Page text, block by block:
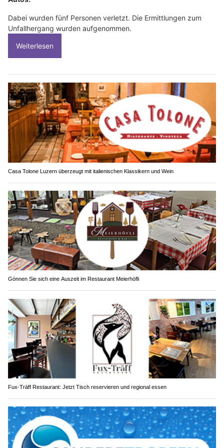
Dabei wurden fünf Personen verletzt. Die Ermittlungen zum
Unfallhergang wurden aufgenommen.
Weiterlesen
Casa Tolone Luzern überzeugt mit italienischen Klassikern und Wein
Gönnen Sie sich eine Auszeit im Restaurant Meierhöfli
Fux-Träff Restaurant: Jetzt Tisch reservieren und regional essen